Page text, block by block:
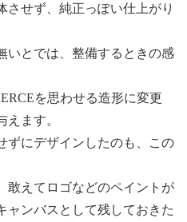
させず、純正っぽい仕上がり
いとでは、整備するときの感
を思わせる造形に変更
えます。
ずにデザインしたのも、この
敢えてロゴなどのペイントが
ャンバスとして残しておきた